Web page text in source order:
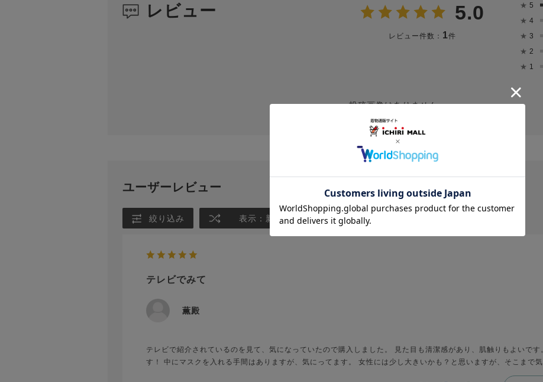
レビュー 5.0
レビュー件数： 1件
★ 5
★ 4
★ 3
★ 2
★ 1
投稿画像はありません。
ユーザーレビュー
絞り込み 表示：新しい順
テレビでみて
薫殿
テレビで紹介されているのを見て、気になっていたので購入しました。 見た目も清潔感があり、肌触りもよいで
す！ 中にマスクを入れる手間はありますが、気にってます。 女性には少し大きいかも？と思いますが、そこまで気